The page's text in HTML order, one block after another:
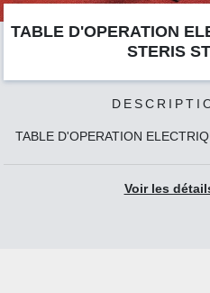
TABLE DE
ELECTRIQUE
La combinaison